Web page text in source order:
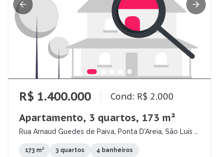
R$ 1.400.000 Cond: R$ 2.000
Apartamento, 3 quartos, 173 m²
Rua Arnaud Guedes de Paiva, Ponta D'Areia, São Luís -
173 m² 3 quartos 4 banheiros